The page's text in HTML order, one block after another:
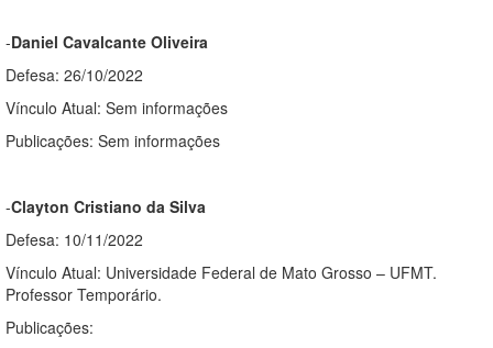
-Daniel Cavalcante Oliveira
Defesa: 26/10/2022
Vínculo Atual: Sem informações
Publicações: Sem informações
-Clayton Cristiano da Silva
Defesa: 10/11/2022
Vínculo Atual: Universidade Federal de Mato Grosso – UFMT.
Professor Temporário.
Publicações: